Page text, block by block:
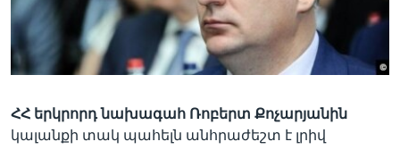
Լեզուներ
ՀՀ երկրորդ նախագահ Ռոբերտ Քոչարյանին
կալանքի տակ պահելն անհրաժեշտ է լրիվ